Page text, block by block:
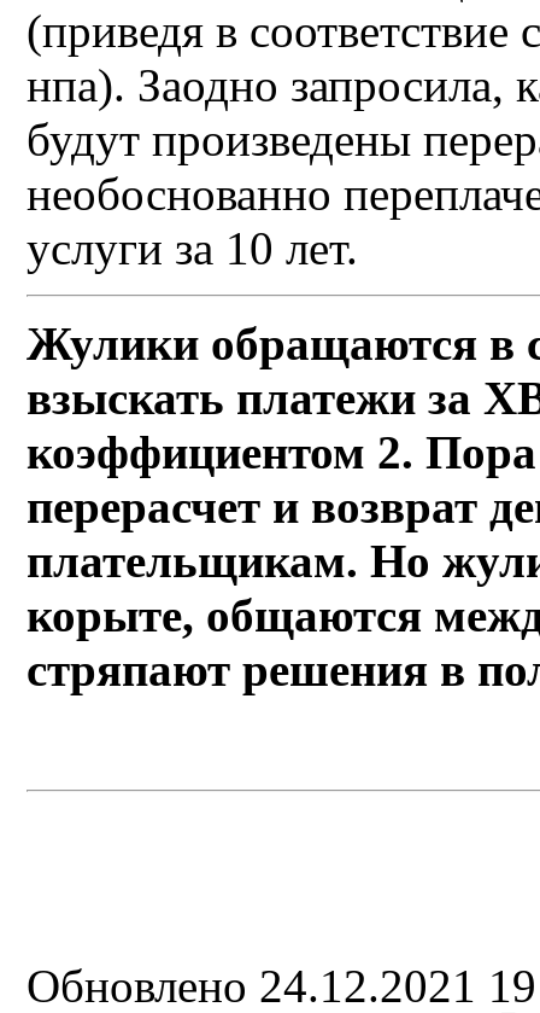
(приведя в
нпа). Заодно запросила,
будут произведены
необоснованно
услуги за 10 лет.
Жулики обращаются в
взыскать платежи за
коэффициентом 2.
перерасчет и возврат
плательщикам. Но
корыте, общаются
стряпают решения в
Обновлено 24.12.2021